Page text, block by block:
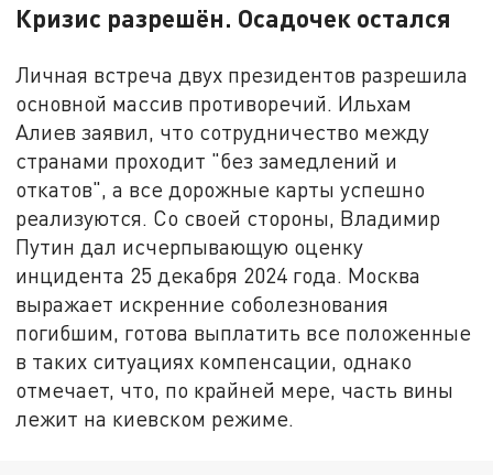
Кризис разрешён. Осадочек остался
Личная встреча двух президентов разрешила
основной массив противоречий. Ильхам
Алиев заявил, что сотрудничество между
странами проходит "без замедлений и
откатов", а все дорожные карты успешно
реализуются. Со своей стороны, Владимир
Путин дал исчерпывающую оценку
инцидента 25 декабря 2024 года. Москва
выражает искренние соболезнования
погибшим, готова выплатить все положенные
в таких ситуациях компенсации, однако
отмечает, что, по крайней мере, часть вины
лежит на киевском режиме.